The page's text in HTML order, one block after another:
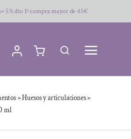
5% dto 1ª compra mayor de 45€
»Huesos y articulaciones»
ml